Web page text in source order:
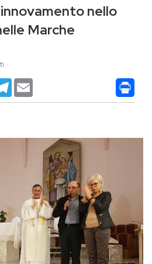
nello
Marche
Telegram